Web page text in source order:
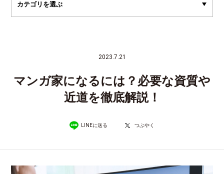
2023.7.21
マンガ家になるには？必要な資質や
近道を徹底解説！
LINEに送る つぶやく